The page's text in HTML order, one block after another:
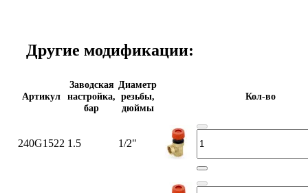
Другие модификации:
Артикул
Заводская
настройка,
бар
Диаметр
резьбы,
дюймы
Кол-во
240G1522 1.5 1/2"